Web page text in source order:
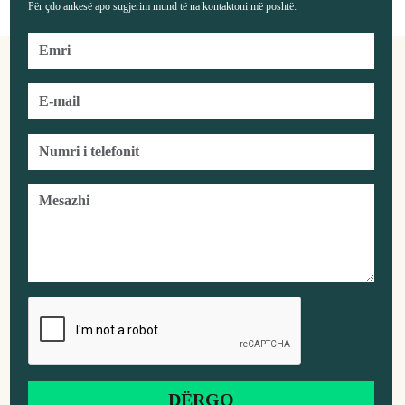
Për çdo ankesë apo sugjerim mund të na kontaktoni më poshtë: